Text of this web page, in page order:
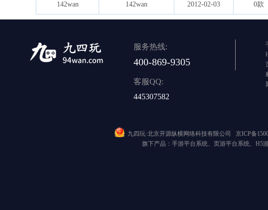
142wan 142wan 2012-02-03 0款
服务热线:
400-869-9305
客服QQ:
445307582
九四玩·北京开源纵横网络科技有限公司 京ICP备
旗下产品：手游平台系统、页游平台系统、H5